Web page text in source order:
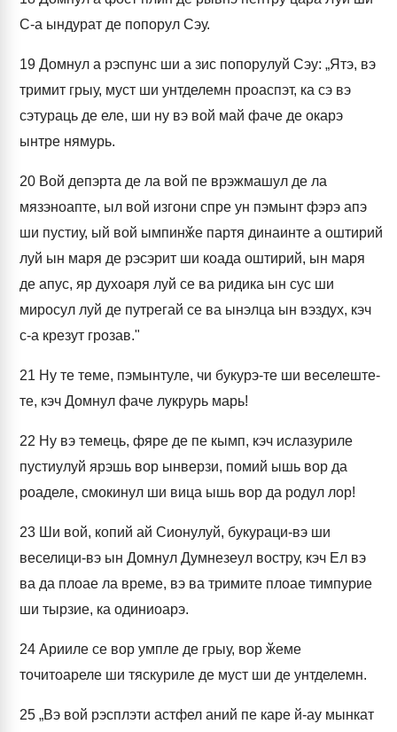
С-а ындурат де попорул Сэу.
19 Домнул а рэспунс ши а зис попорулуй Сэу: „Ятэ, вэ
тримит грыу, муст ши унтделемн проаспэт, ка сэ вэ
сэтураць де еле, ши ну вэ вой май фаче де окарэ
ынтре нямурь.
20 Вой депэрта де ла вой пе врэжмашул де ла
мязэноапте, ыл вой изгони спре ун пэмынт фэрэ апэ
ши пустиу, ый вой ымпинӂе партя динаинте а оштирий
луй ын маря де рэсэрит ши коада оштирий, ын маря
де апус, яр духоаря луй се ва ридика ын сус ши
миросул луй де путрегай се ва ынэлца ын вэздух, кэч
с-а крезут грозав."
21 Ну те теме, пэмынтуле, чи букурэ-те ши веселеште-
те, кэч Домнул фаче лукрурь марь!
22 Ну вэ темець, фяре де пе кымп, кэч ислазуриле
пустиулуй ярэшь вор ынверзи, помий ышь вор да
роаделе, смокинул ши вица ышь вор да родул лор!
23 Ши вой, копий ай Сионулуй, букураци-вэ ши
веселици-вэ ын Домнул Думнезеул востру, кэч Ел вэ
ва да плоае ла време, вэ ва тримите плоае тимпурие
ши тырзие, ка одиниоарэ.
24 Арииле се вор умпле де грыу, вор ӂеме
точитоареле ши тяскуриле де муст ши де унтделемн.
25 „Вэ вой рэсплэти астфел аний пе каре й-ау мынкат